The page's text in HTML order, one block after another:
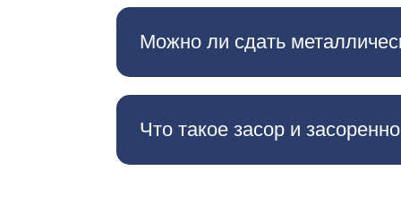
Можно ли сдать
Что такое засор и